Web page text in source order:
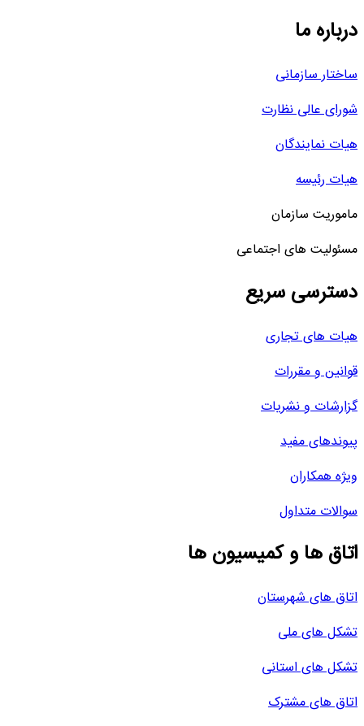
درباره ما
ساختار سازمانی
شورای عالی نظارت
هیات نمایندگان
هیات رئیسه
ماموریت سازمان
مسئولیت های اجتماعی
دسترسی سریع
هیات های تجاری
قوانین و مقررات
گزارشات و نشریات
پیوندهای مفید
ویژه همکاران
سوالات متداول
اتاق ها و کمیسیون ها
اتاق های شهرستان
تشکل های ملی
تشکل های استانی
اتاق های مشترک